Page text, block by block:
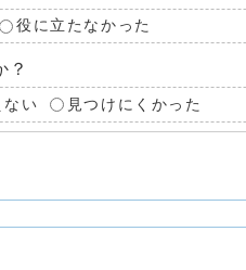
役に立たなかった
？
ない 見つけにくかった